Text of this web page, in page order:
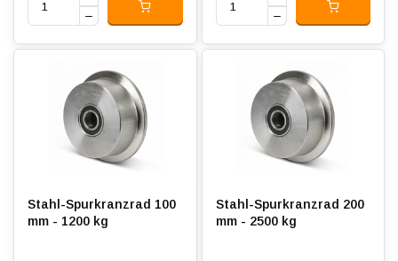
Stahl-Spurkranzrad 100
mm - 1200 kg
Stahl-Spurkranzrad 200
mm - 2500 kg